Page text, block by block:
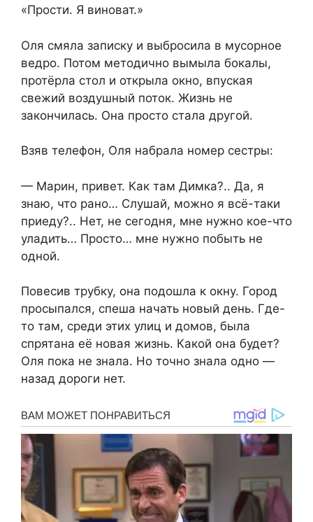
«Прости. Я виноват.»
Оля смяла записку и выбросила в мусорное
ведро. Потом методично вымыла бокалы,
протёрла стол и открыла окно, впуская
свежий воздушный поток. Жизнь не
закончилась. Она просто стала другой.
Взяв телефон, Оля набрала номер сестры:
— Марин, привет. Как там Димка?.. Да, я
знаю, что рано… Слушай, можно я всё-таки
приеду?.. Нет, не сегодня, мне нужно кое-что
уладить… Просто… мне нужно побыть не
одной.
Повесив трубку, она подошла к окну. Город
просыпался, спеша начать новый день. Где-
то там, среди этих улиц и домов, была
спрятана её новая жизнь. Какой она будет?
Оля пока не знала. Но точно знала одно —
назад дороги нет.